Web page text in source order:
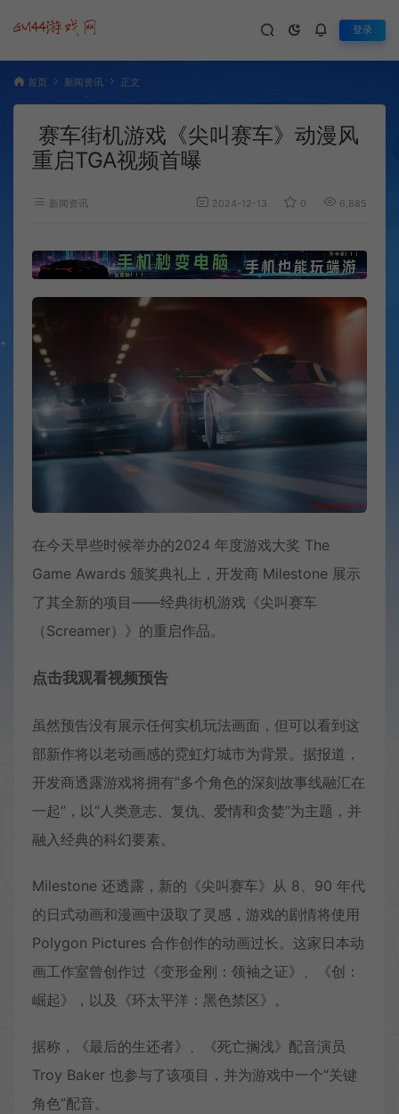
登录
首页 新闻资讯 正文
赛车街机游戏《尖叫赛车》动漫风
重启TGA视频首曝
新闻资讯 2024-12-13 0 6,885
在今天早些时候举办的2024 年度游戏大奖 The
Game Awards 颁奖典礼上，开发商 Milestone 展示
了其全新的项目——经典街机游戏《尖叫赛车
（Screamer）》的重启作品。
点击我观看视频预告
虽然预告没有展示任何实机玩法画面，但可以看到这
部新作将以老动画感的霓虹灯城市为背景。据报道，
开发商透露游戏将拥有“多个角色的深刻故事线融汇在
一起”，以“人类意志、复仇、爱情和贪婪”为主题，并
融入经典的科幻要素。
Milestone 还透露，新的《尖叫赛车》从 8、90 年代
的日式动画和漫画中汲取了灵感，游戏的剧情将使用
Polygon Pictures 合作创作的动画过长。这家日本动
画工作室曾创作过《变形金刚：领袖之证》、《创：
崛起》，以及《环太平洋：黑色禁区》。
据称，《最后的生还者》、《死亡搁浅》配音演员
Troy Baker 也参与了该项目，并为游戏中一个“关键
角色”配音。